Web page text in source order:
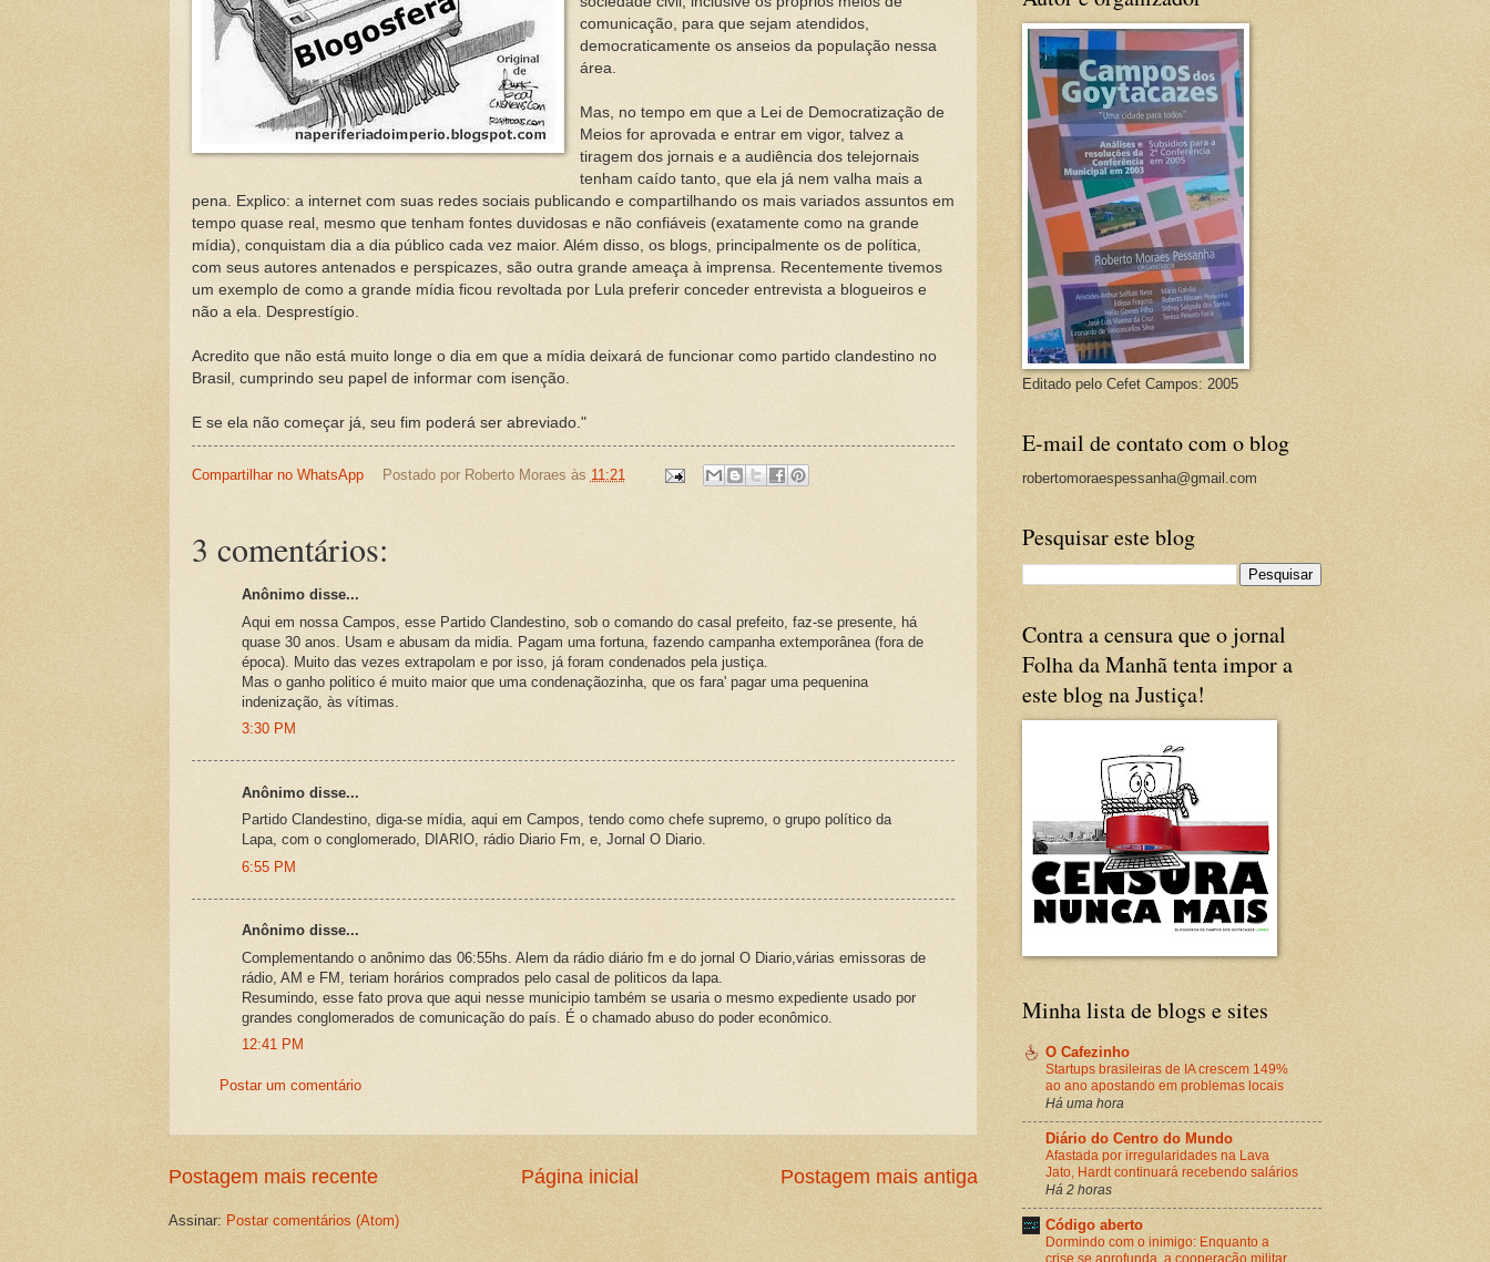
comunicação, para que sejam atendidos,
democraticamente os anseios da população nessa
área.
Mas, no tempo em que a Lei de Democratização de
Meios for aprovada e entrar em vigor, talvez a
tiragem dos jornais e a audiência dos telejornais
tenham caído tanto, que ela já nem valha mais a
pena. Explico: a internet com suas redes sociais publicando e compartilhando os mais variados assuntos em
tempo quase real, mesmo que tenham fontes duvidosas e não confiáveis (exatamente como na grande
mídia), conquistam dia a dia público cada vez maior. Além disso, os blogs, principalmente os de política,
com seus autores antenados e perspicazes, são outra grande ameaça à imprensa. Recentemente tivemos
um exemplo de como a grande mídia ficou revoltada por Lula preferir conceder entrevista a blogueiros e
não a ela. Desprestígio.
Acredito que não está muito longe o dia em que a mídia deixará de funcionar como partido clandestino no
Brasil, cumprindo seu papel de informar com isenção.
E se ela não começar já, seu fim poderá ser abreviado."
Compartilhar no WhatsApp Postado por Roberto Moraes às 11:21
3 comentários:
Anônimo disse...
Aqui em nossa Campos, esse Partido Clandestino, sob o comando do casal prefeito, faz-se presente, há
quase 30 anos. Usam e abusam da midia. Pagam uma fortuna, fazendo campanha extemporânea (fora de
época). Muito das vezes extrapolam e por isso, já foram condenados pela justiça.
Mas o ganho politico é muito maior que uma condenaçãozinha, que os fara' pagar uma pequenina
indenização, às vítimas.
3:30 PM
Anônimo disse...
Partido Clandestino, diga-se mídia, aqui em Campos, tendo como chefe supremo, o grupo político da
Lapa, com o conglomerado, DIARIO, rádio Diario Fm, e, Jornal O Diario.
6:55 PM
Anônimo disse...
Complementando o anônimo das 06:55hs. Alem da rádio diário fm e do jornal O Diario,várias emissoras de
rádio, AM e FM, teriam horários comprados pelo casal de politicos da lapa.
Resumindo, esse fato prova que aqui nesse municipio também se usaria o mesmo expediente usado por
grandes conglomerados de comunicação do país. É o chamado abuso do poder econômico.
12:41 PM
Postar um comentário
Postagem mais recente Postagem mais antiga
Página inicial
Assinar: Postar comentários (Atom)
Editado pelo Cefet Campos: 2005
E-mail de contato com o blog
robertomoraespessanha@gmail.com
Pesquisar este blog
Contra a censura que o jornal
Folha da Manhã tenta impor a
este blog na Justiça!
Minha lista de blogs e sites
O Cafezinho
Startups brasileiras de IA crescem 149%
ao ano apostando em problemas locais
Há uma hora
Diário do Centro do Mundo
Afastada por irregularidades na Lava
Jato, Hardt continuará recebendo salários
Há 2 horas
Código aberto
Dormindo com o inimigo: Enquanto a
crise se aprofunda, a cooperação militar